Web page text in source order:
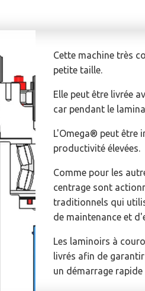
Cette machine très
petite taille.
Elle peut être livrée
car pendant le
L'Omega® peut être
productivité élevées.
Comme pour les
centrage sont
traditionnels qui
de maintenance et
Les laminoirs à
livrés afin de
un démarrage